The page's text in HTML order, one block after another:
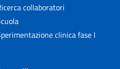
collaboratori
clinica fase I